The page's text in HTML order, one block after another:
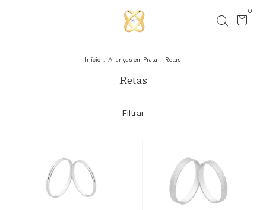
0
Início . Alianças em Prata . Retas
Retas
Filtrar